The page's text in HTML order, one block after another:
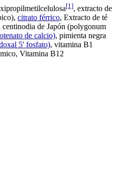
[1], extracto de
citrato férrico, Extracto de té
de Japón (polygonum
de calcio), pimienta negra
5' fosfato), vitamina B1
Vitamina B12